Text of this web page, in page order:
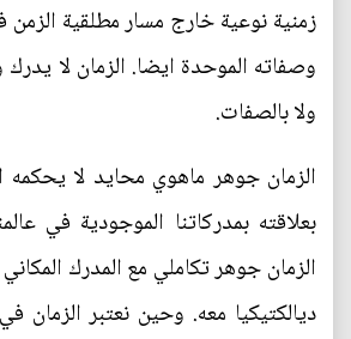
زمنية نوعية خارج مسار مطلقية
وصفاته الموحدة ايضا. الزمان لا يدرك
ولا بالصفات.
الزمان جوهر ماهوي محايد لا يحكمه
بعلاقته بمدركاتنا الموجودية في
الزمان جوهر تكاملي مع المدرك
ديالكتيكيا معه. وحين نعتبر